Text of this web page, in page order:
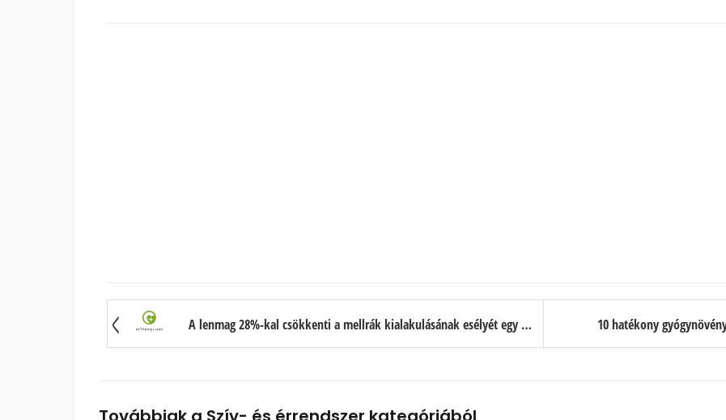
A lenmag 28%-kal csökkenti a mellrák kialakulásának esélyét egy új tanulmány szerint (fél teáskanálnyi egészség) 10 hatékony